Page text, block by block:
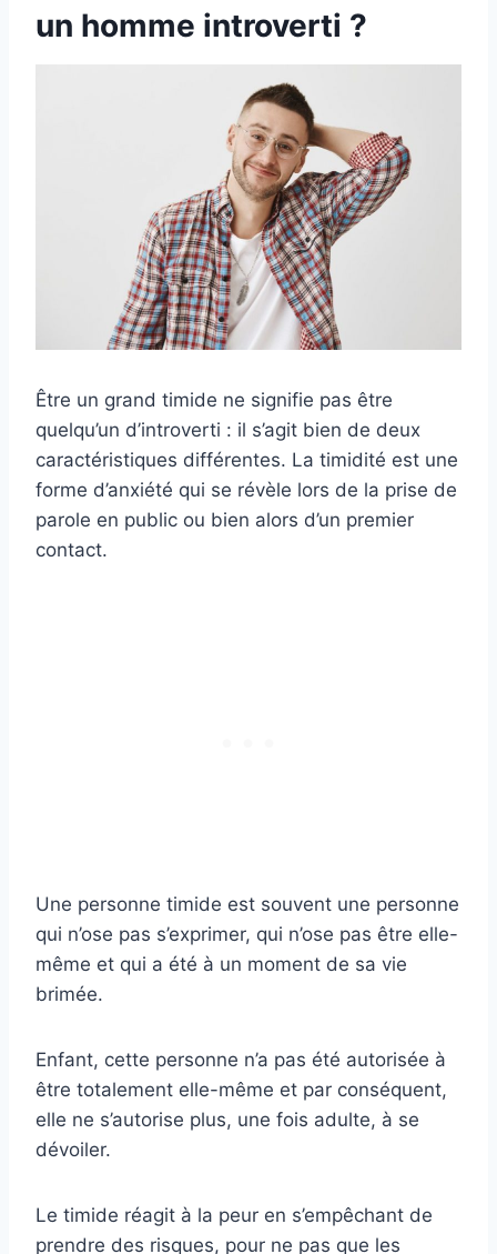
un homme introverti ?
Être un grand timide ne signifie pas être
quelqu’un d’introverti : il s’agit bien de deux
caractéristiques différentes. La timidité est une
forme d’anxiété qui se révèle lors de la prise de
parole en public ou bien alors d’un premier
contact.
Une personne timide est souvent une personne
qui n’ose pas s’exprimer, qui n’ose pas être elle-
même et qui a été à un moment de sa vie
brimée.
Enfant, cette personne n’a pas été autorisée à
être totalement elle-même et par conséquent,
elle ne s’autorise plus, une fois adulte, à se
dévoiler.
Le timide réagit à la peur en s’empêchant de
prendre des risques, pour ne pas que les